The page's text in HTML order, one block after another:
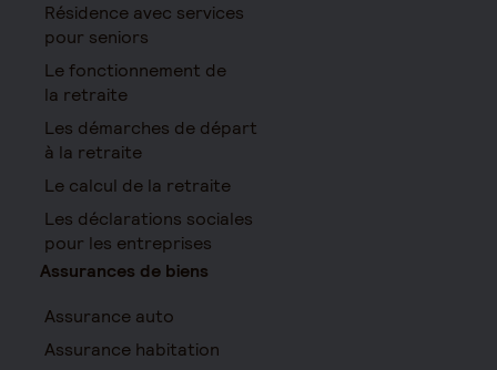
Résidence avec services
pour seniors
Le fonctionnement de
la retraite
Les démarches de départ
à la retraite
Le calcul de la retraite
Les déclarations sociales
pour les entreprises
Assurances de biens
Assurance auto
Assurance habitation